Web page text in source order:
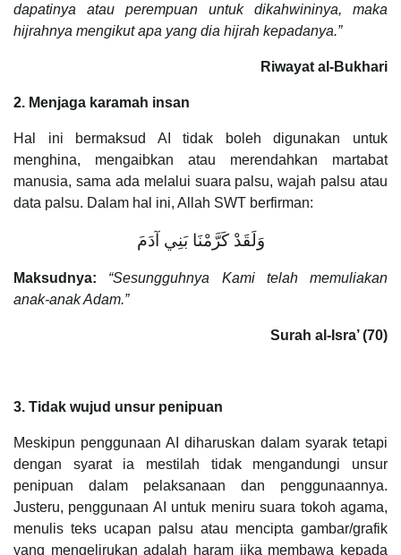
dapatinya atau perempuan untuk dikahwininya, maka
hijrahnya mengikut apa yang dia hijrah kepadanya.”
Riwayat al-Bukhari
2. Menjaga karamah insan
Hal ini bermaksud AI tidak boleh digunakan untuk
menghina, mengaibkan atau merendahkan martabat
manusia, sama ada melalui suara palsu, wajah palsu atau
data palsu. Dalam hal ini, Allah SWT berfirman:
وَلَقَدْ كَرَّمْنَا بَنِي آدَمَ
Maksudnya: “Sesungguhnya Kami telah memuliakan
anak-anak Adam.”
Surah al-Isra’ (70)
3. Tidak wujud unsur penipuan
Meskipun penggunaan AI diharuskan dalam syarak tetapi
dengan syarat ia mestilah tidak mengandungi unsur
penipuan dalam pelaksanaan dan penggunaannya.
Justeru, penggunaan AI untuk meniru suara tokoh agama,
menulis teks ucapan palsu atau mencipta gambar/grafik
yang mengelirukan adalah haram jika membawa kepada